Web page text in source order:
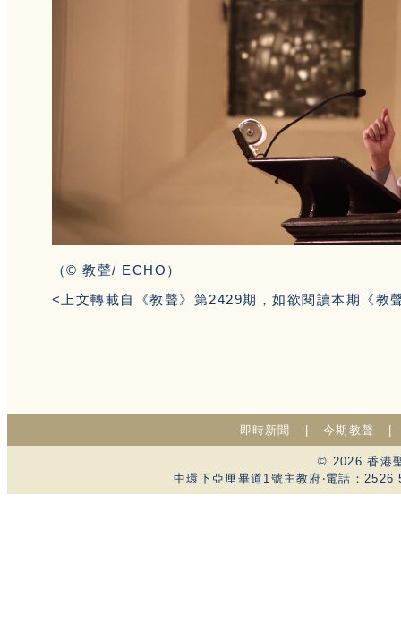
（© 教聲/ ECHO）
<上文轉載自《教聲》第2429期，如欲閱讀本期《教
即時新聞 今期教聲
© 2026 香港
中環下亞厘畢道1號主教府‧電話：2526